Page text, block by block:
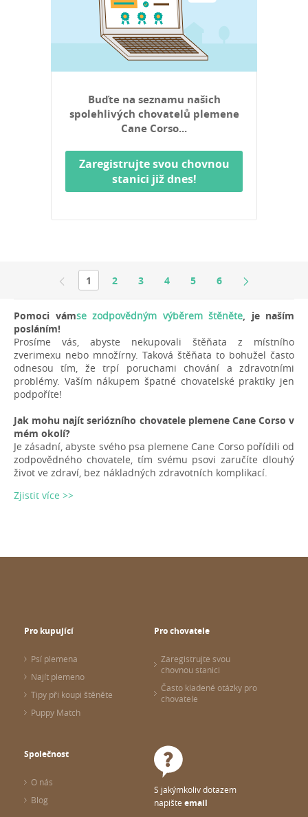
Buďte na seznamu našich
spolehlivých chovatelů plemene
Cane Corso...
Zaregistrujte svou chovnou
stanici již dnes!
1 2 3 4 5 6
Pomoci vámse zodpovědným výběrem štěněte, je naším
posláním!
Prosíme vás, abyste nekupovali štěňata z místního
zverimexu nebo množírny. Taková štěňata to bohužel často
odnesou tím, že trpí poruchami chování a zdravotními
problémy. Vaším nákupem špatné chovatelské praktiky jen
podpoříte!
Jak mohu najít seriózního chovatele plemene Cane Corso v
mém okolí?
Je zásadní, abyste svého psa plemene Cane Corso pořídili od
zodpovědného chovatele, tím svému psovi zaručíte dlouhý
život ve zdraví, bez nákladných zdravotních komplikací.
Zjistit více >>
Pro kupující
Psí plemena
Najít plemeno
Tipy při koupi štěněte
Puppy Match
Pro chovatele
Zaregistrujte svou
chovnou stanici
Často kladené otázky pro
chovatele
Společnost
O nás
Blog
S jakýmkoliv dotazem
napište email